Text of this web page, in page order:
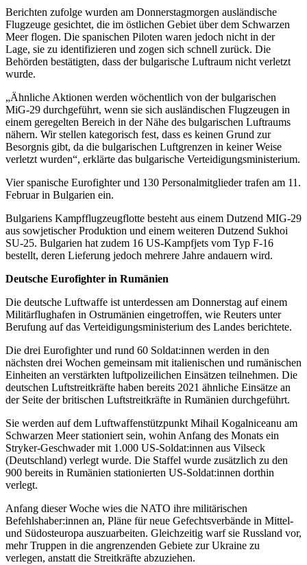
Berichten zufolge wurden am Donnerstagmorgen ausländische
Flugzeuge gesichtet, die im östlichen Gebiet über dem Schwarzen
Meer flogen. Die spanischen Piloten waren jedoch nicht in der
Lage, sie zu identifizieren und zogen sich schnell zurück. Die
Behörden bestätigten, dass der bulgarische Luftraum nicht verletzt
wurde.
„Ähnliche Aktionen werden wöchentlich von der bulgarischen
MiG-29 durchgeführt, wenn sie sich ausländischen Flugzeugen in
einem geregelten Bereich in der Nähe des bulgarischen Luftraums
nähern. Wir stellen kategorisch fest, dass es keinen Grund zur
Besorgnis gibt, da die bulgarischen Luftgrenzen in keiner Weise
verletzt wurden“, erklärte das bulgarische Verteidigungsministerium.
Vier spanische Eurofighter und 130 Personalmitglieder trafen am 11.
Februar in Bulgarien ein.
Bulgariens Kampfflugzeugflotte besteht aus einem Dutzend MIG-29
aus sowjetischer Produktion und einem weiteren Dutzend Sukhoi
SU-25. Bulgarien hat zudem 16 US-Kampfjets vom Typ F-16
bestellt, deren Lieferung jedoch mehrere Jahre andauern wird.
Deutsche Eurofighter in Rumänien
Die deutsche Luftwaffe ist unterdessen am Donnerstag auf einem
Militärflughafen in Ostrumänien eingetroffen, wie Reuters unter
Berufung auf das Verteidigungsministerium des Landes berichtete.
Die drei Eurofighter und rund 60 Soldat:innen werden in den
nächsten drei Wochen gemeinsam mit italienischen und rumänischen
Einheiten an verstärkten luftpolizeilichen Einsätzen teilnehmen. Die
deutschen Luftstreitkräfte haben bereits 2021 ähnliche Einsätze an
der Seite der britischen Luftstreitkräfte in Rumänien durchgeführt.
Sie werden auf dem Luftwaffenstützpunkt Mihail Kogalniceanu am
Schwarzen Meer stationiert sein, wohin Anfang des Monats ein
Stryker-Geschwader mit 1.000 US-Soldat:innen aus Vilseck
(Deutschland) verlegt wurde. Die Staffel wurde zusätzlich zu den
900 bereits in Rumänien stationierten US-Soldat:innen dorthin
verlegt.
Anfang dieser Woche wies die NATO ihre militärischen
Befehlshaber:innen an, Pläne für neue Gefechtsverbände in Mittel-
und Südosteuropa auszuarbeiten. Gleichzeitig warf sie Russland vor,
mehr Truppen in die angrenzenden Gebiete zur Ukraine zu
verlegen, anstatt die Streitkräfte abzuziehen.